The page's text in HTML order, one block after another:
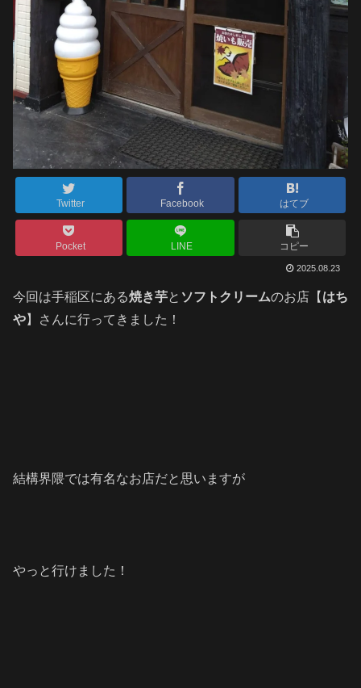
Twitter Facebook はてブ
Pocket LINE コピー
2025.08.23
今回は手稲区にある焼き芋と ソフトクリームのお店【 はち
や】さんに行ってきました！
結構界隈では有名なお店だと思いますが
やっと行けました！